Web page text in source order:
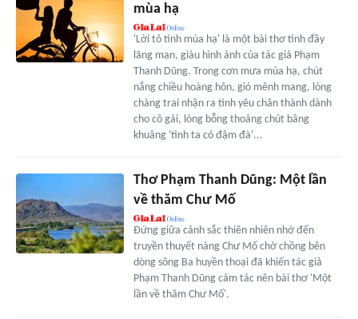
mùa hạ
'Lời tỏ tình mùa hạ' là một bài thơ tình đầy
lãng mạn, giàu hình ảnh của tác giả Phạm
Thanh Dũng. Trong cơn mưa mùa hạ, chút
nắng chiều hoàng hôn, gió mênh mang, lòng
chàng trai nhận ra tình yêu chân thành dành
cho cô gái, lòng bỗng thoảng chút bâng
khuâng 'tình ta có đậm đà'...
Thơ Phạm Thanh Dũng: Một lần
về thăm Chư Mố
Đứng giữa cảnh sắc thiên nhiên nhớ đến
truyền thuyết nàng Chư Mố chờ chồng bên
dòng sông Ba huyền thoại đã khiến tác giả
Phạm Thanh Dũng cảm tác nên bài thơ 'Một
lần về thăm Chư Mố'.